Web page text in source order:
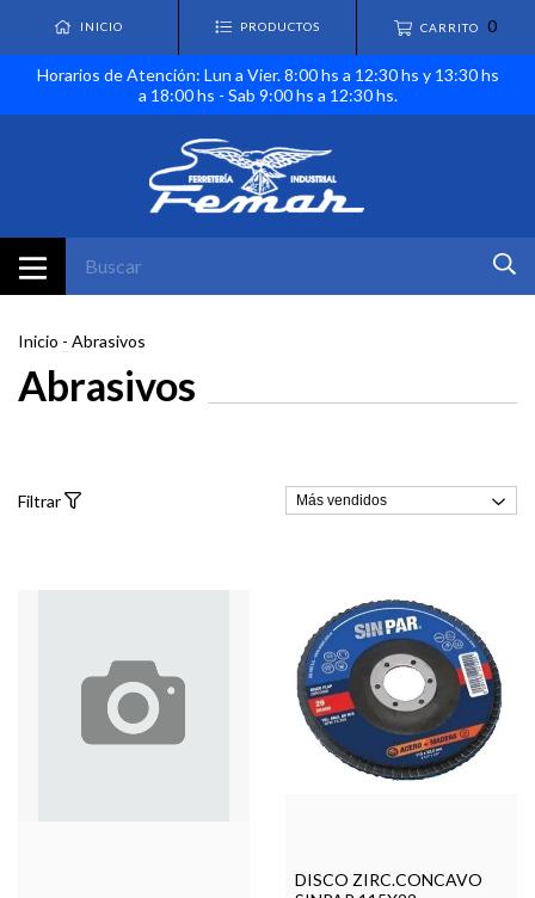
INICIO PRODUCTOS CARRITO 0
Horarios de Atención: Lun a Vier. 8:00 hs a 12:30 hs y 13:30 hs
a 18:00 hs - Sab 9:00 hs a 12:30 hs.
Inicio - Abrasivos
Abrasivos
Filtrar
DISCO ZIRC.CONCAVO